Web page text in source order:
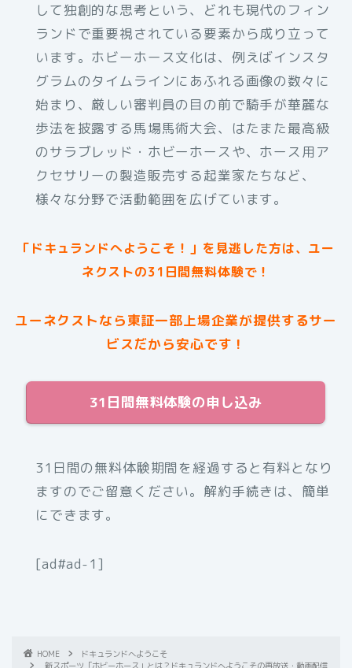
して独創的な思考という、どれも現代のフィン
ランドで重要視されている要素から成り立って
います。ホビーホース文化は、例えばインスタ
グラムのタイムラインにあふれる画像の数々に
始まり、厳しい審判員の目の前で騎手が華麗な
歩法を披露する馬場馬術大会、はたまた最高級
のサラブレッド・ホビーホースや、ホース用ア
クセサリーの製造販売する起業家たちなど、
様々な分野で活動範囲を広げています。
「ドキュランドへようこそ！」を見逃した方は、ユー
ネクストの31日間無料体験で！
ユーネクストなら東証一部上場企業が提供するサー
ビスだから安心です！
31日間無料体験の申し込み
31日間の無料体験期間を経過すると有料となり
ますのでご留意ください。解約手続きは、簡単
にできます。
[ad#ad-1]
HOME
ドキュランドへようこそ
新スポーツ「ホビーホース」とは？ドキュランドへようこその再放送・動画配信